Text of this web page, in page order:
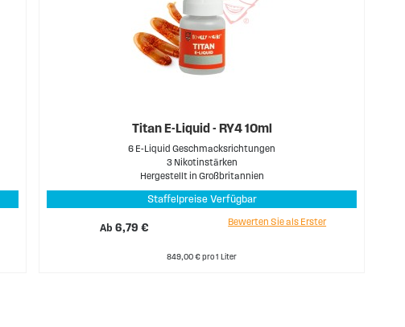
Titan E-Liquid - RY4 10ml
6 E-Liquid Geschmacksrichtungen
3 Nikotinstärken
Hergestellt in Großbritannien
Staffelpreise Verfügbar
Ab 6,79 €
Bewerten Sie als Erster
849,00 € pro 1 Liter